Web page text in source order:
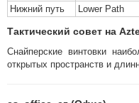
Нижний путь
Lower Path
Тактический совет на
Снайперские винтовки
открытых пространств и